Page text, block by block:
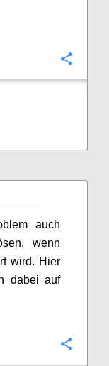
auch
wenn
wird. Hier
dabei auf